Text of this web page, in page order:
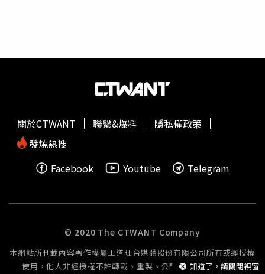
間也能介入保護被害人不漏接。最後，高嘉瑜強調，「江祖
壓力跟流言蜚語，我們都應該聲援及給予最大的支持」，並
呼籲司法及社福單位能發揮力量，協助並保護受害者對抗有
才是真女權鬥士」、「小心被三立封殺」、「敢和三立作
對，就是和全台灣人作對」。而有人問及「衛福部說不建議
「衛福部說法不恰當。」
知道了，請關閉視窗
關於CTWANT 聯繫&爆料
隱私權政策
發燒熱搜
Facebook
Youtube Telegram
© 2020 The CTWANT Company
本網站所刊載內容著作權屬王道旺台媒體股份有限公司所有或經授權
使用，他人非經授權不許轉載、重製、公開播送或公開傳輸。